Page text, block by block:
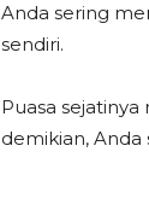
Anda sering
sendiri.
Puasa
demikian,